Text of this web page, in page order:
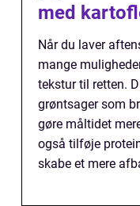
med
Når du laver
mange
tekstur til retten.
grøntsager som
gøre måltidet
også tilføje
skabe et mere